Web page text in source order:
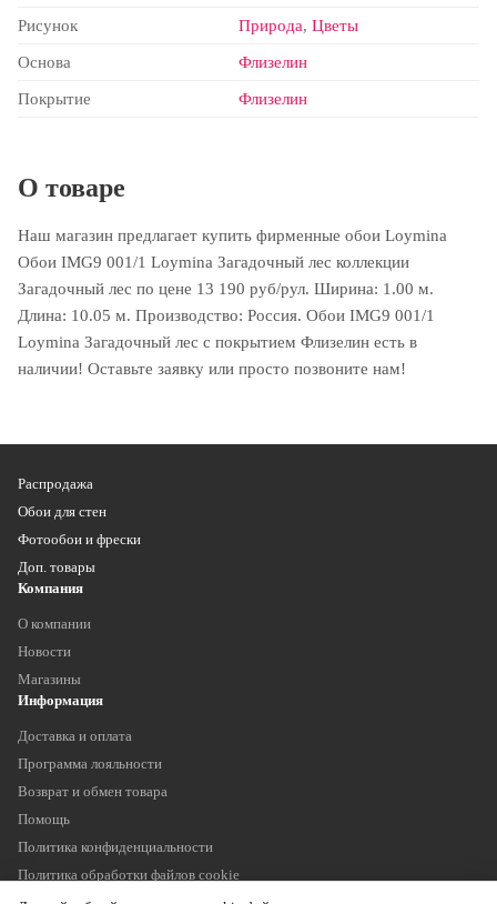
Рисунок Природа, Цветы
Основа Флизелин
Покрытие Флизелин
О товаре
Наш магазин предлагает купить фирменные обои Loymina
Обои IMG9 001/1 Loymina Загадочный лес коллекции
Загадочный лес по цене 13 190 руб/рул. Ширина: 1.00 м.
Длина: 10.05 м. Производство: Россия. Обои IMG9 001/1
Loymina Загадочный лес с покрытием Флизелин есть в
наличии! Оставьте заявку или просто позвоните нам!
Распродажа
Обои для стен
Фотообои и фрески
Доп. товары
Компания
О компании
Новости
Магазины
Информация
Доставка и оплата
Программа лояльности
Возврат и обмен товара
Помощь
Политика конфиденциальности
Политика обработки файлов cookie